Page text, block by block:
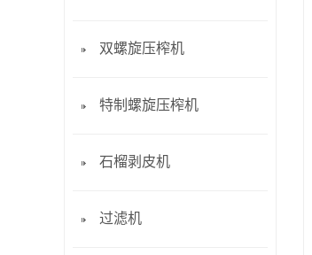
双螺旋压榨机
特制螺旋压榨机
石榴剥皮机
过滤机